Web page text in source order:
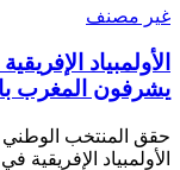
غير مصنف
الأولمبياد
يشرفون المغرب
الأولمبياد